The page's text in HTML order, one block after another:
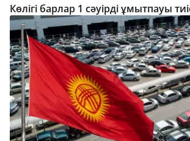
Көлігі барлар 1 сәуірді ұмытпауы